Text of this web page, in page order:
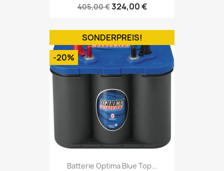
405,00 €324,00 €
Batterie Optima Blue Top...
SONDERPREIS!
-20%